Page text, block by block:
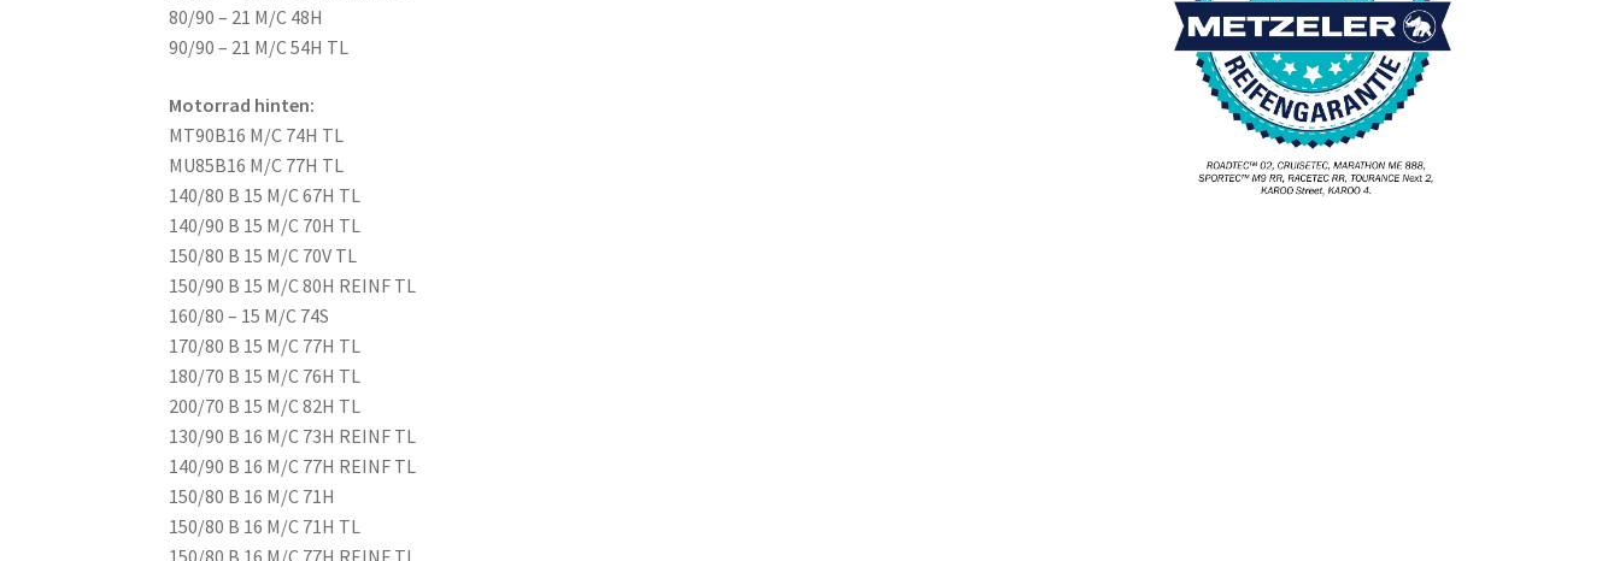
80/90 – 21 M/C 48H
90/90 – 21 M/C 54H TL
Motorrad hinten:
MT90B16 M/C 74H TL
MU85B16 M/C 77H TL
140/80 B 15 M/C 67H TL
140/90 B 15 M/C 70H TL
150/80 B 15 M/C 70V TL
150/90 B 15 M/C 80H REINF TL
160/80 – 15 M/C 74S
170/80 B 15 M/C 77H TL
180/70 B 15 M/C 76H TL
200/70 B 15 M/C 82H TL
130/90 B 16 M/C 73H REINF TL
140/90 B 16 M/C 77H REINF TL
150/80 B 16 M/C 71H
150/80 B 16 M/C 71H TL
150/80 B 16 M/C 77H REINF TL